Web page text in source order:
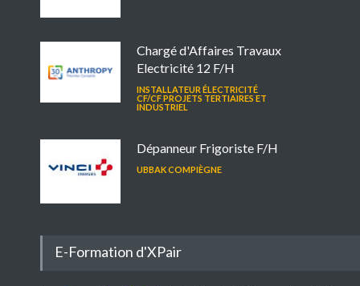
Chargé d'Affaires Travaux
Electricité 12 F/H
INSTALLATEUR ÉLECTRICITÉ
CF/CF PROJETS TERTIAIRES ET
INDUSTRIEL
Dépanneur Frigoriste F/H
UBBAK COMPIÈGNE
E-Formation d'XPair